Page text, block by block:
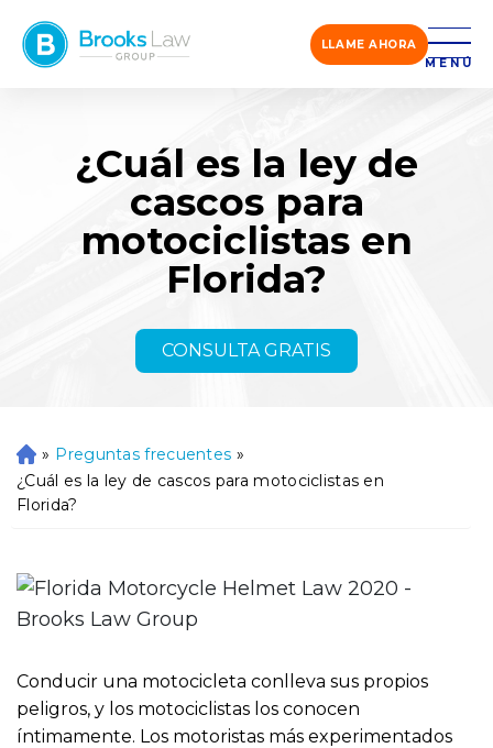
LLAME AHORA
MENÚ
¿Cuál es la ley de
cascos para
motociclistas en
Florida?
CONSULTA GRATIS
Ini
ci
o
» Preguntas frecuentes »
¿Cuál es la ley de cascos para motociclistas en
Florida?
Conducir una motocicleta conlleva sus propios
peligros, y los motociclistas los conocen
íntimamente. Los motoristas más experimentados